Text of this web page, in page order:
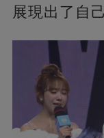
展現出了自